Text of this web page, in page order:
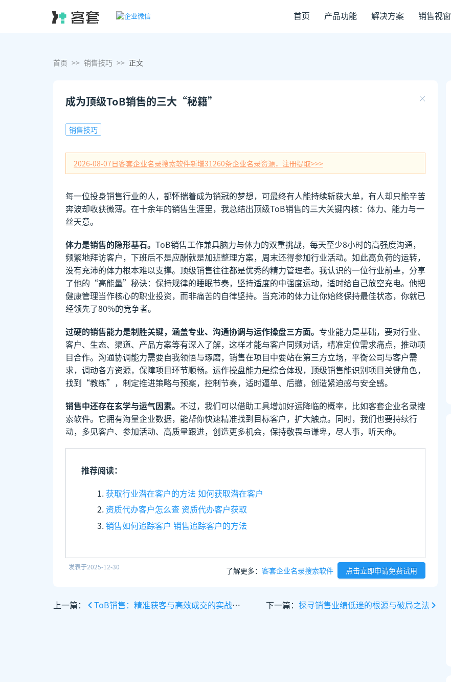
首页 产品功能 解决方案 销售视窗
首页 >> 销售技巧 >> 正文
成为顶级ToB销售的三大“秘籍”
销售技巧
2026-08-07日客套企业名录搜索软件新增31260条企业名录资源，注册提取>>>
每一位投身销售行业的人，都怀揣着成为销冠的梦想，可最终有人能持续斩获大单，有人却只能辛苦
奔波却收获微薄。在十余年的销售生涯里，我总结出顶级ToB销售的三大关键内核：体力、能力与一
丝天意。
体力是销售的隐形基石。 ToB销售工作兼具脑力与体力的双重挑战，每天至少8小时的高强度沟通，
频繁地拜访客户，下班后不是应酬就是加班整理方案，周末还得参加行业活动。如此高负荷的运转，
没有充沛的体力根本难以支撑。顶级销售往往都是优秀的精力管理者。我认识的一位行业前辈，分享
了他的“高能量”秘诀：保持规律的睡眠节奏，坚持适度的中强度运动，适时给自己放空充电。他把
健康管理当作核心的职业投资，而非痛苦的自律坚持。当充沛的体力让你始终保持最佳状态，你就已
经领先了80%的竞争者。
过硬的销售能力是制胜关键，涵盖专业、沟通协调与运作操盘三方面。 专业能力是基础，要对行业、
客户、生态、渠道、产品方案等有深入了解，这样才能与客户同频对话，精准定位需求痛点，推动项
目合作。沟通协调能力需要自我领悟与琢磨，销售在项目中要站在第三方立场，平衡公司与客户需
求，调动各方资源，保障项目环节顺畅。运作操盘能力是综合体现，顶级销售能识别项目关键角色，
找到“教练”，制定推进策略与预案，控制节奏，适时逼单、后撤，创造紧迫感与安全感。
销售中还存在玄学与运气因素。 不过，我们可以借助工具增加好运降临的概率，比如客套企业名录搜
索软件。它拥有海量企业数据，能帮你快速精准找到目标客户，扩大触点。同时，我们也要持续行
动，多见客户、参加活动、高质量跟进，创造更多机会，保持敬畏与谦卑，尽人事，听天命。
推荐阅读：
获取行业潜在客户的方法 如何获取潜在客户
资质代办客户怎么查 资质代办客户获取
销售如何追踪客户 销售追踪客户的方法
发表于2025-12-30 了解更多： 客套企业名录搜索软件 点击立即申请免费试用
上一篇： ToB销售：精准获客与高效成交的实战指南 下一篇： 探寻销售业绩低迷的根源与破局之法